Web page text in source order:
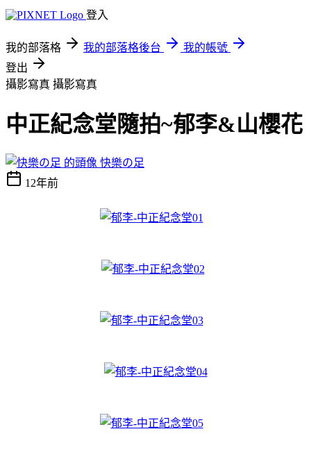
登入
我的部落格 我的部落格後台
我的帳號
登出
攝影寫真 攝影寫真
中正紀念堂隨拍~郁李&山櫻花
快樂の足
12年前